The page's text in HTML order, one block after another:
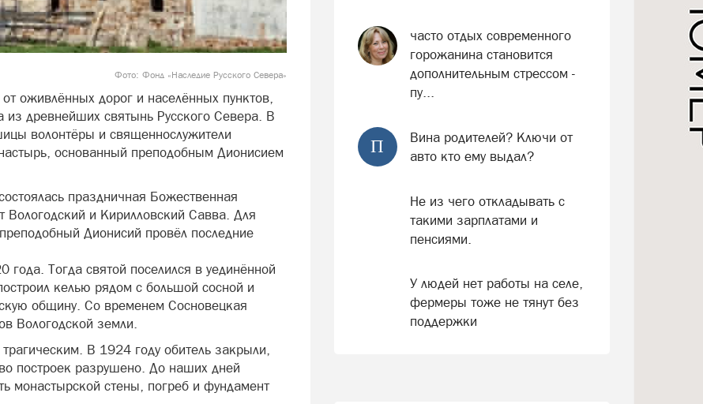
Фото: Фонд «Наследие Русского Севера»
оживлённых дорог и населённых пунктов,
древнейших святынь Русского Севера. В
волонтёры и священнослужители
основанный преподобным Дионисием
праздничная Божественная
Вологодский и Кирилловский Савва. Для
Дионисий провёл последние
Тогда святой поселился в уединённой
келью рядом с большой сосной и
общину. Со временем Сосновецкая
Вологодской земли.
В 1924 году обитель закрыли,
построек разрушено. До наших дней
монастырской стены, погреб и фундамент
часто отдых современного
горожанина становится
дополнительным стрессом -
пу...
П
Вина родителей? Ключи от
авто кто ему выдал?
Не из чего откладывать с
такими зарплатами и
пенсиями.
У людей нет работы на селе,
фермеры тоже не тянут без
поддержки